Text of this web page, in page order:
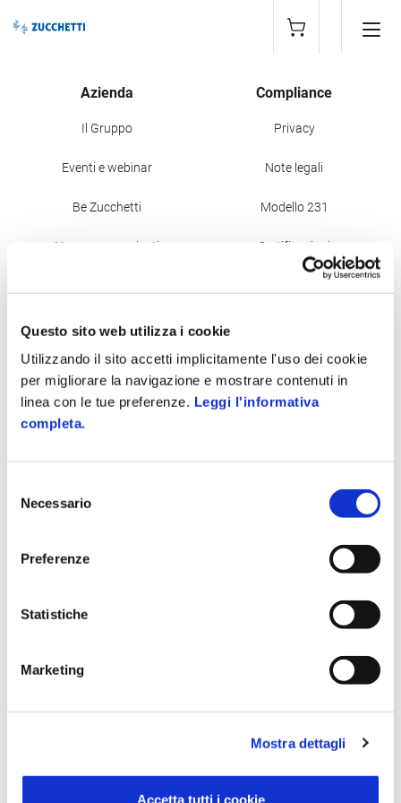
Questo sito web utilizza i cookie
Utilizzando il sito accetti implicitamente l'uso dei cookie
per migliorare la navigazione e mostrare contenuti in
linea con le tue preferenze. Leggi l'informativa
completa.
delNecessario
Preferenze
Statistiche
Marketing
Mostra dettagli
Accetta tutti i cookie
Azienda
Il Gruppo
Eventi e webinar
Be Zucchetti
News e comunicati
Careers
Compliance
Privacy
Note legali
Modello 231
Certificazioni
Qualità e Sicurezza
Sicurezza
Continuità operativa
Sociale
Ambiente
Policy e Servizi
SMS Zuum
Zucchetti Store
Assistenza Store
Newsletter Store